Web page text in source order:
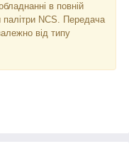
в повній
палітри NCS. Передача
від типу